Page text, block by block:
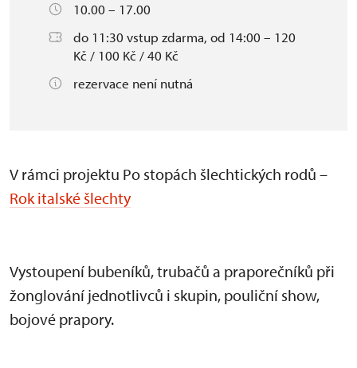
10.00 – 17.00
do 11:30 vstup zdarma, od 14:00 – 120
Kč / 100 Kč / 40 Kč
rezervace není nutná
V rámci projektu Po stopách šlechtických rodů –
Rok italské šlechty
Vystoupení bubeníků, trubačů a praporečníků při
žonglování jednotlivců i skupin, pouliční show,
bojové prapory.